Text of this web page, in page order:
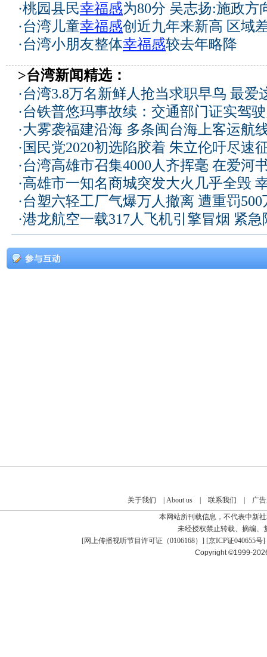
·桃园县民幸福感为80分 吴志扬:施政方
·台湾儿童幸福感创近九年来新高 区域
·台湾小朋友整体幸福感较去年略降
>台湾新闻精选：
·台湾3.8万名新鲜人抢当求职早鸟 最爱
·台铁普悠玛事故续：交通部门证实驾
·大雾袭福建沿海 多条闽台海上客运航
· 国民党2020初选陷胶着 朱立伦吁尽速
·台湾高雄市召集4000人齐挥毫 在爱河
·高雄市一知名商城突发大火几乎全毁
·台塑六轻工厂气爆万人撤离 遭重罚
·港龙航空一载317人飞机引擎冒烟 紧
关于我们 About us| 联系我们
广
本网站所刊载信息，不代表中新
未经授权禁止转载、摘编、
[网上传播视听节目许可证（0106168） ] [京ICP证040655号]
Copyright ©1999-